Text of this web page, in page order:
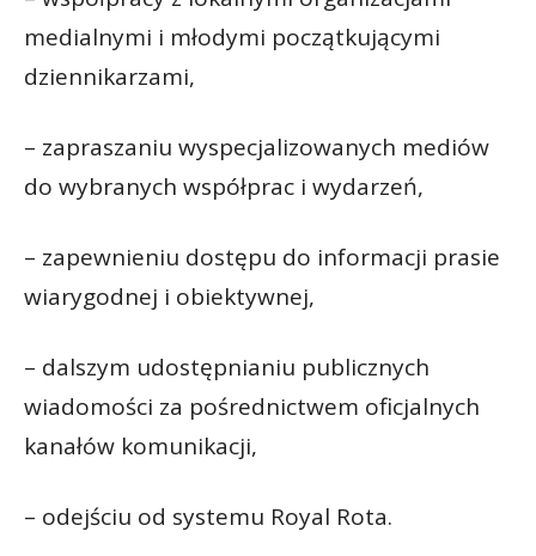
medialnymi i młodymi początkującymi
dziennikarzami,
– zapraszaniu wyspecjalizowanych mediów
do wybranych współprac i wydarzeń,
– zapewnieniu dostępu do informacji prasie
wiarygodnej i obiektywnej,
– dalszym udostępnianiu publicznych
wiadomości za pośrednictwem oficjalnych
kanałów komunikacji,
– odejściu od systemu Royal Rota.